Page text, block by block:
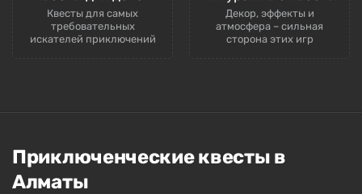
Квесты для самых
требовательных
искателей приключений
Декор, эффекты и
атмосфера – сильная
сторона этих игр
Приключенческие квесты в
Алматы